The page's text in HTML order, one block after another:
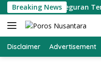
Langsung
ke
konten
Breaking News
Memberikan Teguran
Disclaimer Advertisement